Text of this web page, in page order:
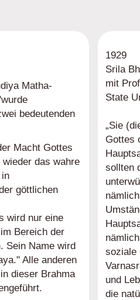
Matha-
bedeutenden
Macht Gottes
das wahre
göttlichen
wird nur eine
Bereich der
Sein Name wird
Alle anderen
dieser Brahma
1929
Srila
mit
State
„Sie
Gottes
sollten
soziale
und
die